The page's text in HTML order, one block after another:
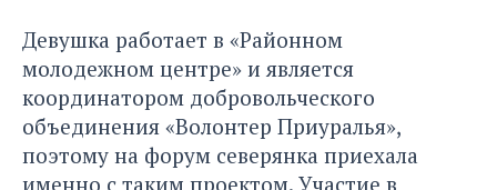
Девушка работает в «Районном
молодежном центре» и является
координатором добровольческого
объединения «Волонтер Приуралья»,
поэтому на форум северянка приехала
именно с таким проектом. Участие в